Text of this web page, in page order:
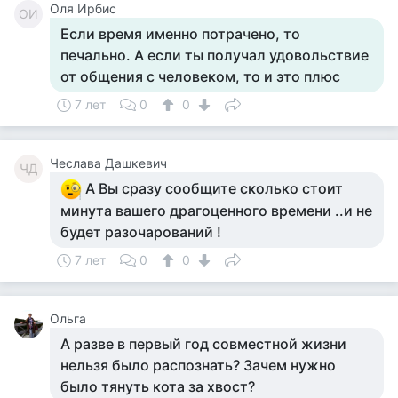
ОИ Оля Ирбис
Если время именно потрачено, то
печально. А если ты получал удовольствие
от общения с человеком, то и это плюс
7 лет 0 0
ЧД Чеслава Дашкевич
А Вы сразу сообщите сколько стоит
минута вашего драгоценного времени ..и не
будет разочарований !
7 лет 0 0
Ольга
А разве в первый год совместной жизни
нельзя было распознать? Зачем нужно
было тянуть кота за хвост?